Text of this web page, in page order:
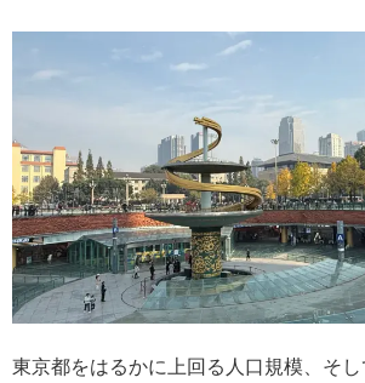
東京都をはるかに上回る人口規模、そ